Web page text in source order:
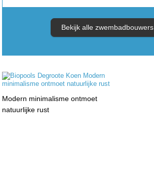
Bekijk alle zwembadbouwers
Modern minimalisme ontmoet
natuurlijke rust